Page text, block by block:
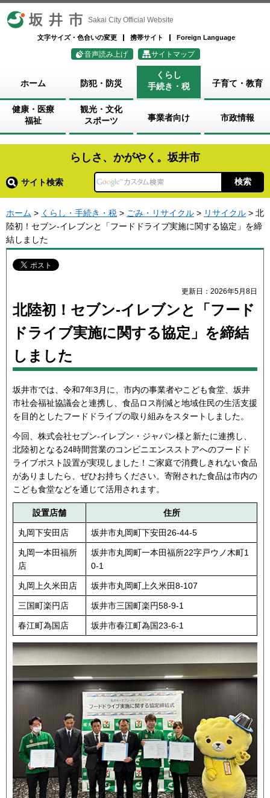
坂井市 Sakai City Official Website
文字サイズ・色合いの変更 携帯サイト Foreign Language
音声読み上げ サイトマップ
ホーム 防犯・防災
くらし
手続き・税
子育て・教育
健康・医療
福祉
観光・文化
スポーツ
事業者向け 市政情報
らしさ、かがやく。坂井市
サイト検索
ホーム > くらし・手続き・税 > ごみ・リサイクル > リサイクル > 北
陸初！セブン-イレブンと「フードドライブ実施に関する協定」を締
結しました
更新日：2026年5月8日
北陸初！セブン-イレブンと「フード
ドライブ実施に関する協定」を締結
しました
坂井市では、令和7年3月に、市内の事業者やこども食堂、坂井
市社会福祉協議会と連携し、食品ロス削減と地域住民の生活支援
を目的としたフードドライブの取り組みをスタートしました。
今回、株式会社セブン-イレブン・ジャパン様と新たに連携し、
北陸初となる24時間営業のコンビニエンスストアへのフードド
ライブポスト設置が実現しました！ご家庭で消費しきれない食品
がありましたら、ぜひお持ちください。寄附された食品は市内の
こども食堂などを通じて活用されます。
設置店舗 住所
丸岡下安田店 坂井市丸岡町下安田26-44-5
丸岡一本田福所
店
坂井市丸岡町一本田福所22字戸ウノ木町1
0-1
丸岡上久米田店 坂井市丸岡町上久米田8-107
三国町楽円店 坂井市三国町楽円58-9-1
春江町為国店 坂井市春江町為国23-6-1